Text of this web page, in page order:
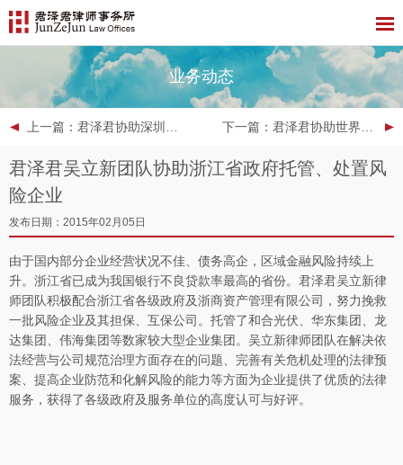
业务动态
上一篇 ：君泽君协助深圳市汇通盈富基金管理有限公司认购彩虹精化股票 下一篇 ：君泽君协助世界银行编撰《2015年中小企业法规报告》
君泽君吴立新团队协助浙江省政府托管、处置风
险企业
发布日期：2015年02月05日
由于国内部分企业经营状况不佳、债务高企，区域金融风险持续上
升。浙江省已成为我国银行不良贷款率最高的省份。君泽君吴立新律
师团队积极配合浙江省各级政府及浙商资产管理有限公司，努力挽救
一批风险企业及其担保、互保公司。托管了和合光伏、华东集团、龙
达集团、伟海集团等数家较大型企业集团。吴立新律师团队在解决依
法经营与公司规范治理方面存在的问题、完善有关危机处理的法律预
案、提高企业防范和化解风险的能力等方面为企业提供了优质的法律
服务，获得了各级政府及服务单位的高度认可与好评。